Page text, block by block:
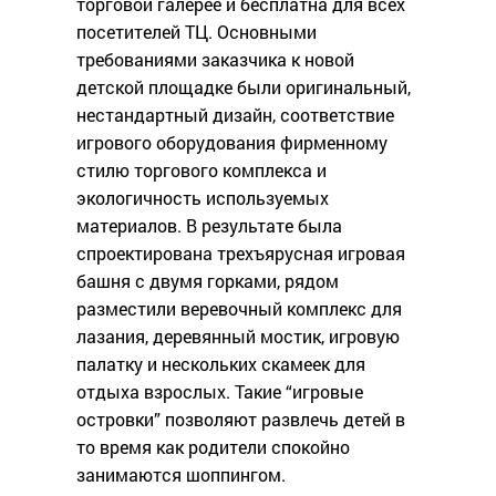
посетителей ТЦ. Основными
требованиями заказчика к новой
детской площадке были оригинальный,
нестандартный дизайн, соответствие
игрового оборудования фирменному
стилю торгового комплекса и
экологичность используемых
материалов. В результате была
спроектирована трехъярусная игровая
башня с двумя горками, рядом
разместили веревочный комплекс для
лазания, деревянный мостик, игровую
палатку и нескольких скамеек для
отдыха взрослых. Такие “игровые
островки” позволяют развлечь детей в
то время как родители спокойно
занимаются шоппингом.